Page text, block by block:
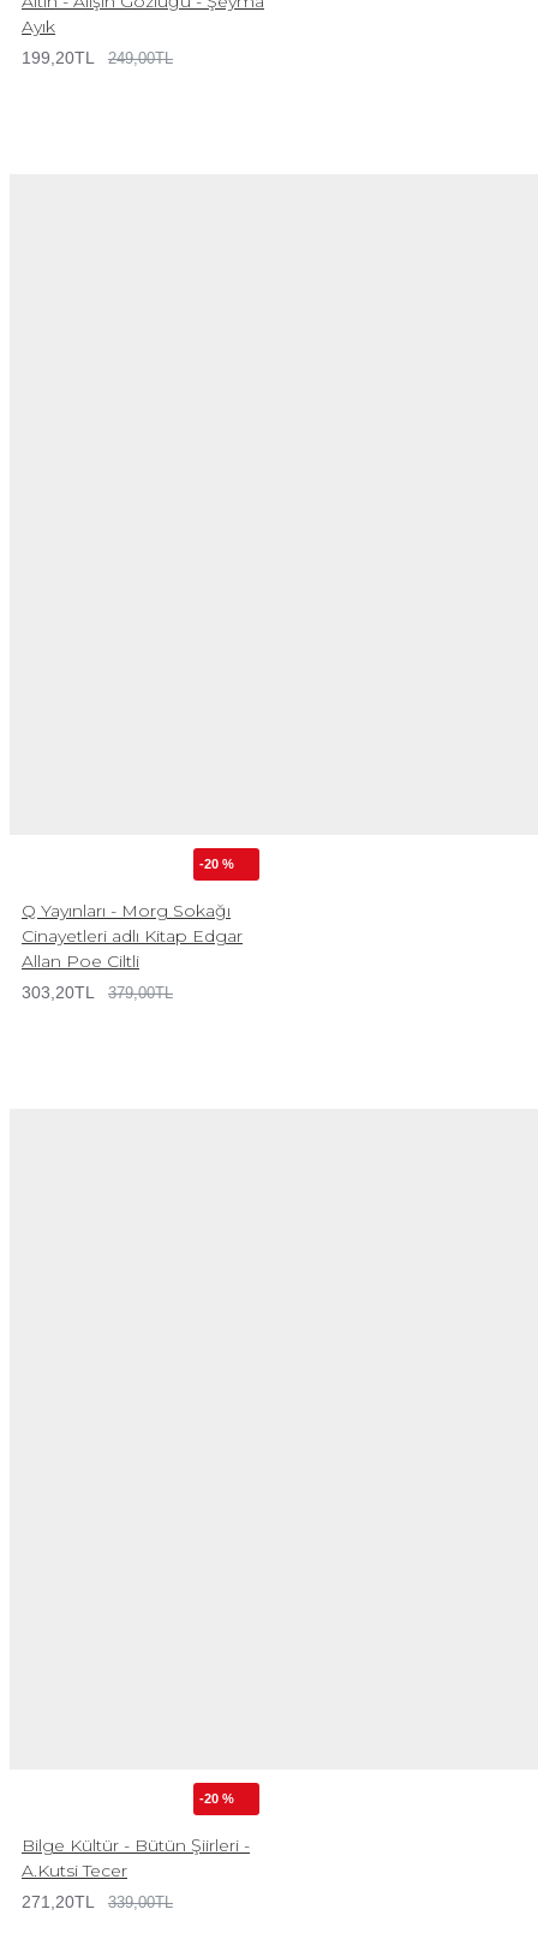
Ayık
199,20TL 249,00TL
-20 %
Q Yayınları - Morg Sokağı
Cinayetleri adlı Kitap Edgar
Allan Poe Ciltli
303,20TL 379,00TL
-20 %
Bilge Kültür - Bütün Şiirleri -
A.Kutsi Tecer
271,20TL 339,00TL